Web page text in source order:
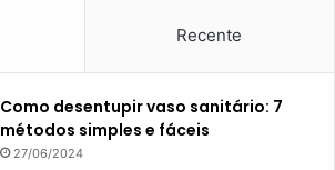
Recente
Como desentupir vaso sanitário: 7
métodos simples e fáceis
27/06/2024